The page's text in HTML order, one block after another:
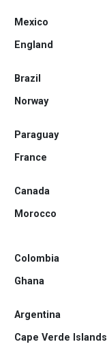
Mexico
England
Brazil
Norway
Paraguay
France
Canada
Morocco
Colombia
Ghana
Argentina
Cape Verde Islands